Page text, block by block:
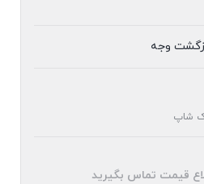
شاپ
قیمت تماس بگیرید